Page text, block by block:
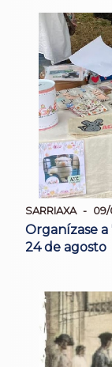
SARRIAXA 09/
Organízase a
24 de agosto